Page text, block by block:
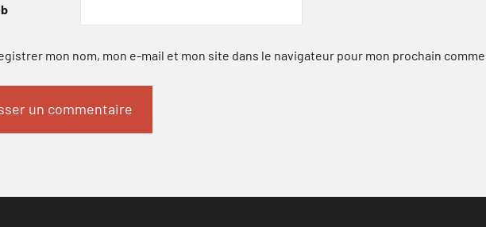
mon nom, mon e-mail et mon site dans le navigateur pour mon prochain